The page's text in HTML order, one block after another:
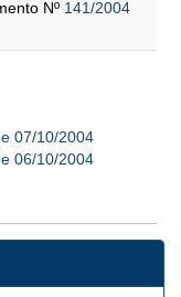
Nº 141/2004
07/10/2004
06/10/2004